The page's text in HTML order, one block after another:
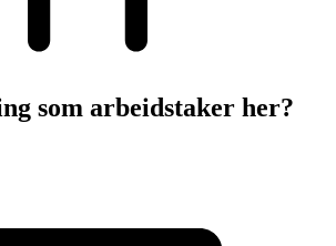
som arbeidstaker her?